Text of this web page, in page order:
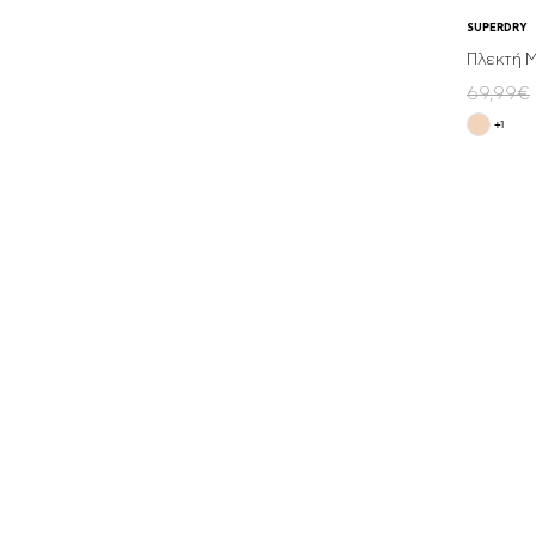
SUPERDRY
Πλεκτή
69,99€
+1